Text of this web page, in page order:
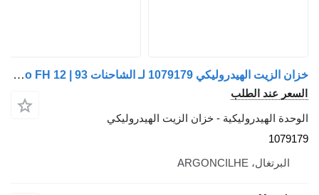
خزان الزيت الهيدروليكي 1079179 لـ الشاحنات Volvo FH 12 | 93
السعر عند الطلب
الوحدة الهيدروليكية - خزان الزيت الهيدروليكي
1079179
البرتغال، ARGONCILHE